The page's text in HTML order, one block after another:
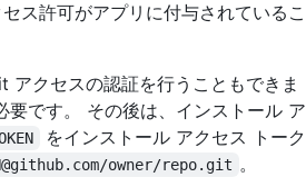
ス許可がアプリに付与されているこ
クセスの認証を行うこともできま
です。 その後は、インストール ア
をインストール アクセス トーク
owner/repo.git 。